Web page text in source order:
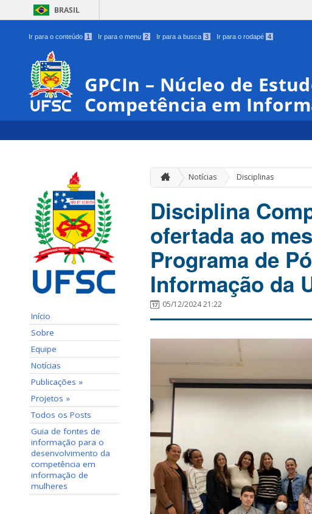
BRASIL
Ir para o conteúdo 1 Ir para o menu 2 Ir para a busca 3 Ir para o rodapé 4
GPCIn – Núcleo de
Competência em
Início
Sobre
Equipe
Notícias
Publicações »
Projetos »
Todos os Posts
Guia de fontes de
informação para o
desenvolvimento da
competência em
informação de
mulheres
Notícias Disciplinas
Disciplina
ofertada ao
Programa de
Informação da
05/12/2024 21:22